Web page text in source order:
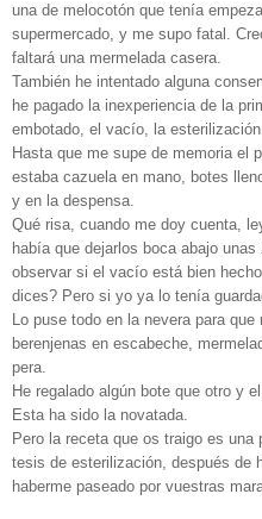
una de melocotón que tenía
supermercado, y me supo fatal.
faltará una mermelada casera.
También he intentado alguna
he pagado la inexperiencia de la
embotado, el vacío, la
Hasta que me supe de memoria el
estaba cazuela en mano, botes
y en la despensa.
Qué risa, cuando me doy cuenta,
había que dejarlos boca abajo
observar si el vacío está bien
dices? Pero si yo ya lo tenía
Lo puse todo en la nevera para
berenjenas en escabeche,
pera.
He regalado algún bote que otro y
Esta ha sido la novatada.
Pero la receta que os traigo es
tesis de esterilización, después de
haberme paseado por vuestras